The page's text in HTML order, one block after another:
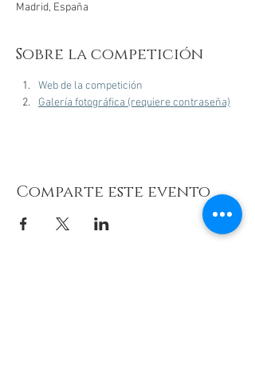
Madrid, España
Sobre la competición
Web de la competición
Galería fotográfica (requiere contraseña)
Comparte este evento